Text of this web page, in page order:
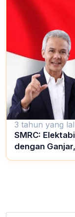
3 tahun yang
SMRC:
dengan